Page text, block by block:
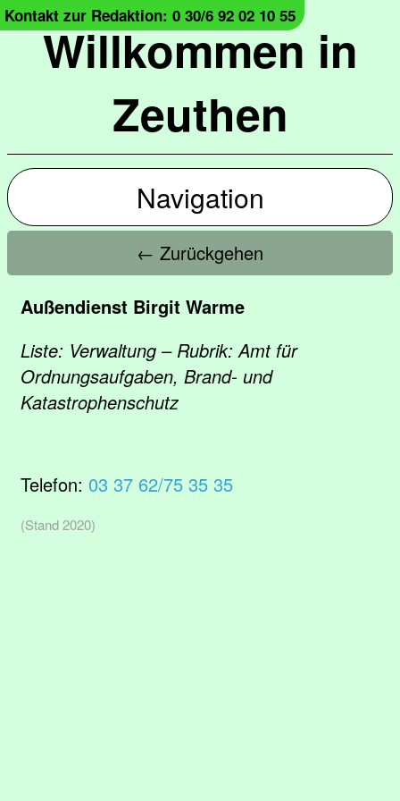
Willkommen in
Zeuthen
Kontakt zur Redaktion: 0 30/6 92 02 10 55
Navigation
← Zurückgehen
Außendienst Birgit Warme
Liste: Verwaltung – Rubrik: Amt für
Ordnungsaufgaben, Brand- und
Katastrophenschutz
Telefon: 03 37 62/75 35 35
(Stand 2020)